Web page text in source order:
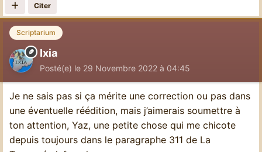
Citer
Scriptarium
Ixia
Posté(e) le 29 Novembre 2022 à 04:45
Je ne sais pas si ça mérite une correction ou pas dans
une éventuelle réédition, mais j’aimerais soumettre à
ton attention, Yaz, une petite chose qui me chicote
depuis toujours dans le paragraphe 311 de La